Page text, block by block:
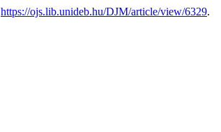
https://ojs.lib.unideb.hu/DJM/article/view/6329.